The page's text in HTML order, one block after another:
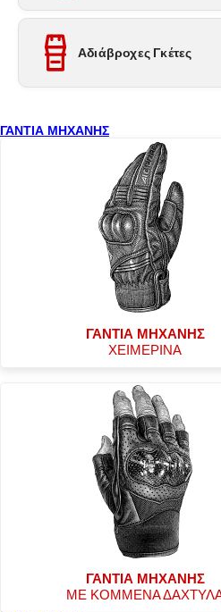
Αδιάβροχες Γκέτες
ΓΑΝΤΙΑ ΜΗΧΑΝΗΣ
ΓΑΝΤΙΑ ΜΗΧΑΝΗΣ
ΧΕΙΜΕΡΙΝΑ
ΓΑΝΤΙΑ ΜΗΧΑΝΗΣ
ΜΕ ΚΟΜΜΕΝΑ